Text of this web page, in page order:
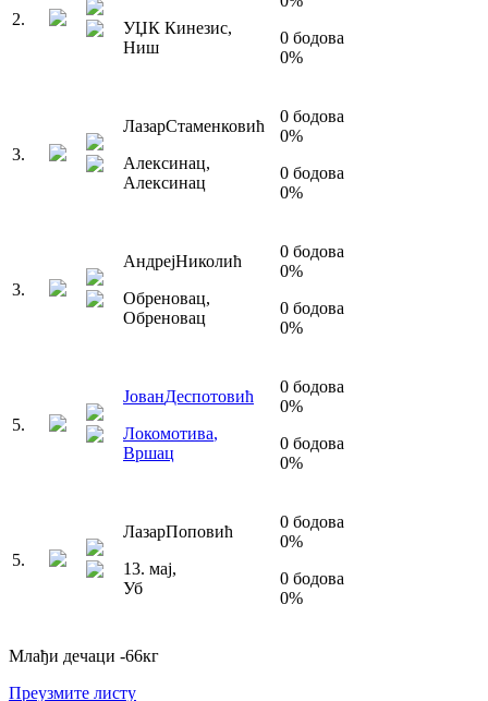
2.
УЏК Кинезис,
Ниш
0 бодова
0%
3.
ЛазарСтаменковић
Алексинац,
Алексинац
0 бодова
0%
0 бодова
0%
3.
АндрејНиколић
Обреновац,
Обреновац
0 бодова
0%
0 бодова
0%
5.
ЈованДеспотовић
Локомотива,
Вршац
0 бодова
0%
0 бодова
0%
5.
ЛазарПоповић
13. мај,
Уб
0 бодова
0%
0 бодова
0%
Млађи дечаци -66кг
Преузмите листу